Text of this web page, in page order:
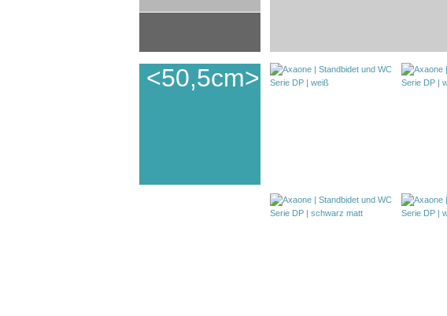
<50,5cm>